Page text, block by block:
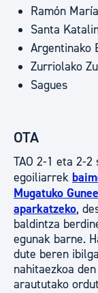
Ramón
Santa
Argentinako
Zurriolako
Sagues
OTA
TAO 2-1 eta 2-
egoiliarrek
Mugatuko
aparkatzeko,
baldintza
egunak barne.
dute beren
nahitaezkoa
araututako